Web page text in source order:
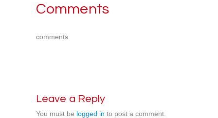
Comments
comments
Leave a Reply
You must be logged in to post a comment.